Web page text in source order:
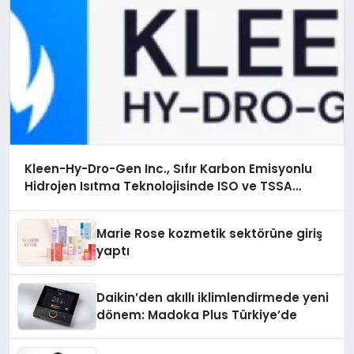
Kleen-Hy-Dro-Gen Inc., Sıfır Karbon Emisyonlu
Hidrojen Isıtma Teknolojisinde ISO ve TSSA
Marie Rose kozmetik sektörüne giriş
yaptı
Daikin’den akıllı iklimlendirmede yeni
dönem: Madoka Plus Türkiye’de